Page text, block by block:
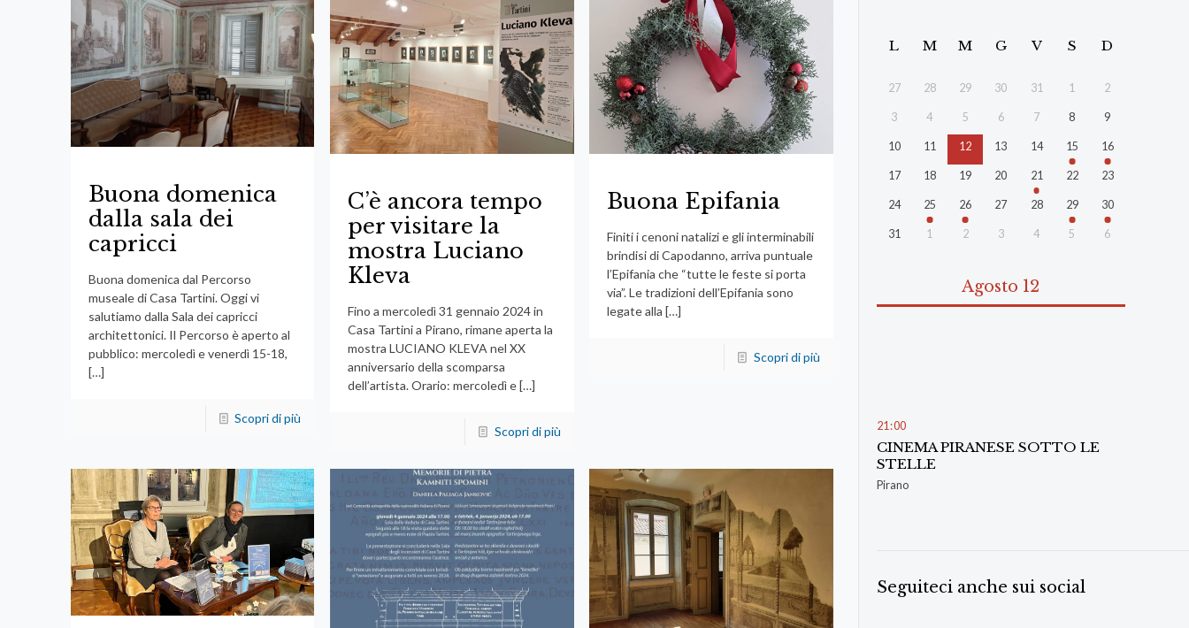
Buona domenica
dalla sala dei
capricci
Buona domenica dal Percorso
museale di Casa Tartini. Oggi vi
salutiamo dalla Sala dei capricci
architettonici. Il Percorso è aperto al
pubblico: mercoledì e venerdì 15-18,
[…]
Scopri di più
C’è ancora tempo
per visitare la
mostra Luciano
Kleva
Fino a mercoledì 31 gennaio 2024 in
Casa Tartini a Pirano, rimane aperta la
mostra LUCIANO KLEVA nel XX
anniversario della scomparsa
dell’artista. Orario: mercoledì e[…]
Scopri di più
Buona Epifania
Finiti i cenoni natalizi e gli interminabili
brindisi di Capodanno, arriva puntuale
l’Epifania che “tutte le feste si porta
via”. Le tradizioni dell’Epifania sono
legate alla […]
Scopri di più
L M M G V S D
27 28 29 30 31 1 2
3 4 5 6 7 8 9
10 11 12 13 14 15 16
17 18 19 20 21 22 23
24 25 26 27 28 29 30
31 1 2 3 4 5 6
Agosto 12
21 :00
CINEMA PIRANESE SOTTO LE
STELLE
Pirano
Seguiteci anche sui social